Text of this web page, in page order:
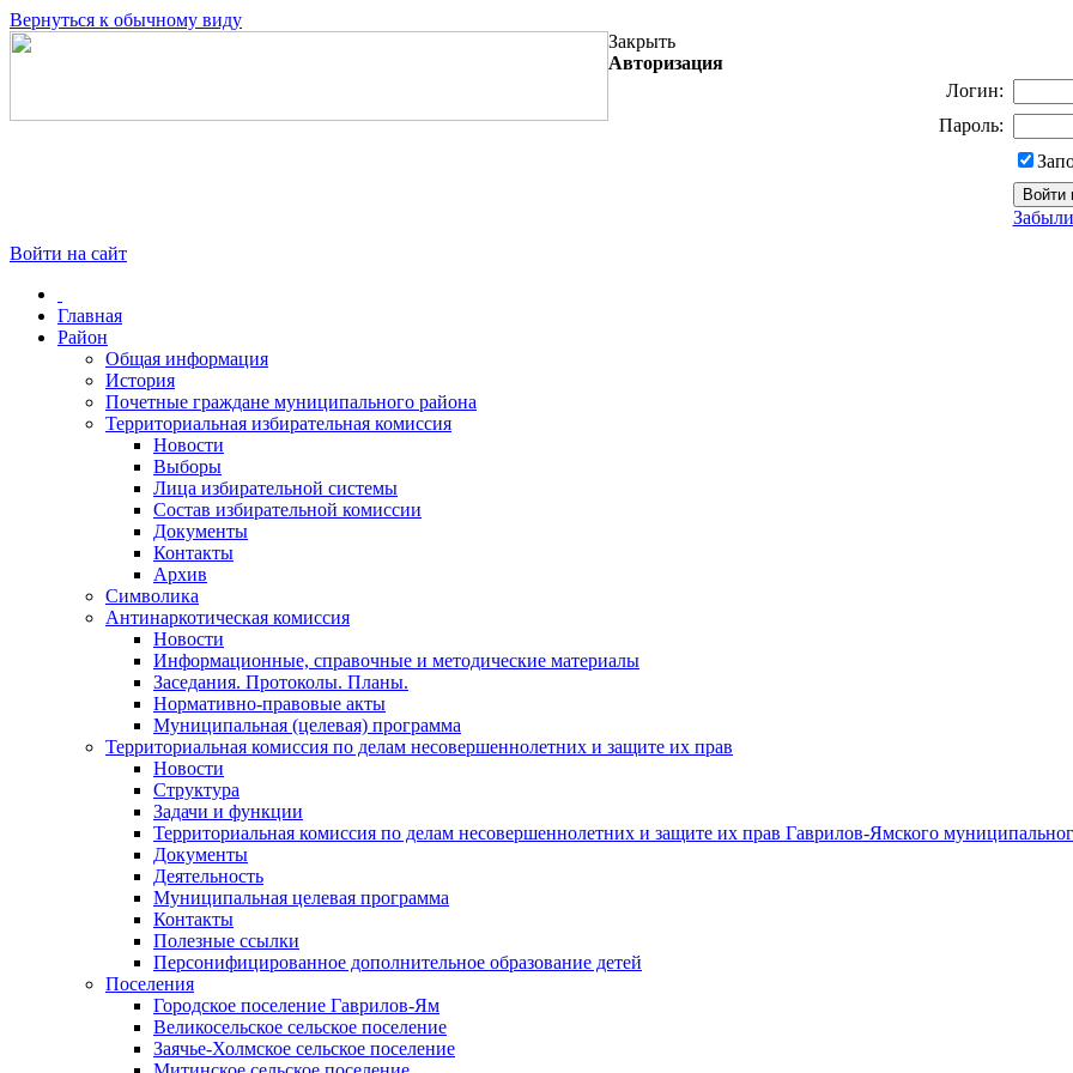
Вернуться к обычному виду
Закрыть
Авторизация
Логин:
Пароль:
Войти на сайт
Главная
Район
Общая информация
История
Почетные граждане муниципального района
Территориальная избирательная комиссия
Новости
Выборы
Лица избирательной системы
Состав избирательной комиссии
Документы
Контакты
Архив
Символика
Антинаркотическая комиссия
Новости
Информационные, справочные и методические материалы
Заседания. Протоколы. Планы.
Нормативно-правовые акты
Муниципальная (целевая) программа
Территориальная комиссия по делам несовершеннолетних и защите их прав
Новости
Структура
Задачи и функции
Территориальная комиссия по делам несовершеннолетних и защите их прав Гаврилов-Ямского
Документы
Деятельность
Муниципальная целевая программа
Контакты
Полезные ссылки
Персонифицированное дополнительное образование детей
Поселения
Городское поселение Гаврилов-Ям
Великосельское сельское поселение
Заячье-Холмское сельское поселение